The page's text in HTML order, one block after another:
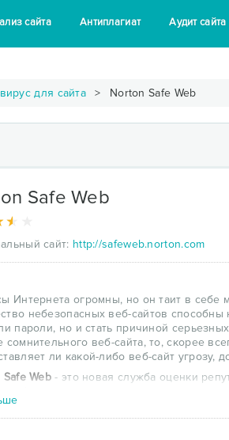
сайта Антиплагиат Аудит сайта
для сайта Norton Safe Web
Safe Web
сайт: http://safeweb.norton.com
Интернета огромны, но он таит в
небезопасных веб-сайтов
пароли, но и стать причиной
сомнительного веб-сайта, то, скорее
ли какой-либо веб-сайт угрозу,
Safe Web- это новая служба оценки